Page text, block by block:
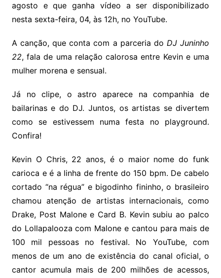
agosto e que ganha vídeo a ser disponibilizado
nesta sexta-feira, 04, às 12h, no YouTube.
A canção, que conta com a parceria do DJ Juninho
22, fala de uma relação calorosa entre Kevin e uma
mulher morena e sensual.
Já no clipe, o astro aparece na companhia de
bailarinas e do DJ. Juntos, os artistas se divertem
como se estivessem numa festa no playground.
Confira!
Kevin O Chris, 22 anos, é o maior nome do funk
carioca e é a linha de frente do 150 bpm. De cabelo
cortado “na régua” e bigodinho fininho, o brasileiro
chamou atenção de artistas internacionais, como
Drake, Post Malone e Card B. Kevin subiu ao palco
do Lollapalooza com Malone e cantou para mais de
100 mil pessoas no festival. No YouTube, com
menos de um ano de existência do canal oficial, o
cantor acumula mais de 200 milhões de acessos,